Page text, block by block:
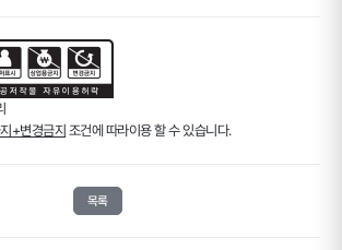
+변경금지 조건에 따라이용 할 수 있습니다.
목록